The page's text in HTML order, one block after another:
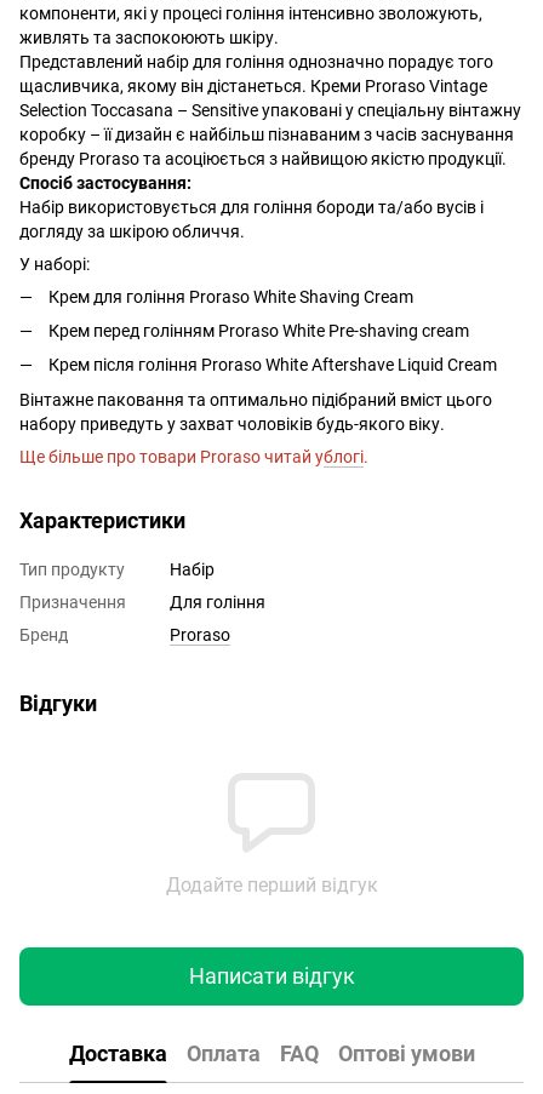
компоненти, які у процесі гоління інтенсивно зволожують,
живлять та заспокоюють шкіру.
Представлений набір для гоління однозначно порадує того
щасливчика, якому він дістанеться. Креми Proraso Vintage
Selection Toccasana – Sensitive упаковані у спеціальну вінтажну
коробку – її дизайн є найбільш пізнаваним з часів заснування
бренду Proraso та асоціюється з найвищою якістю продукції.
Спосіб застосування:
Набір використовується для гоління бороди та/або вусів і
догляду за шкірою обличчя.
У наборі:
Крем для гоління Proraso White Shaving Cream
Крем перед голінням Proraso White Pre-shaving cream
Крем після гоління Proraso White Aftershave Liquid Cream
Вінтажне паковання та оптимально підібраний вміст цього
набору приведуть у захват чоловіків будь-якого віку.
Ще більше про товари Proraso читай ублогі.
Характеристики
Тип продукту
Набір
Призначення
Для гоління
Бренд
Proraso
Відгуки
Додайте перший відгук
Написати відгук
Доставка Оплата FAQ Оптові умови